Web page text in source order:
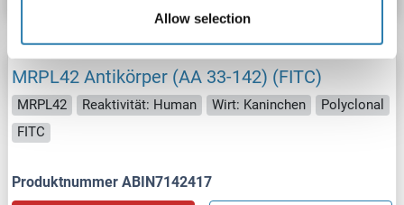
Allow selection
MRPL42 Antikörper (AA 33-142) (FITC)
MRPL42 Reaktivität: Human Wirt: Kaninchen
Polyclonal
FITC
Produktnummer ABIN7142417